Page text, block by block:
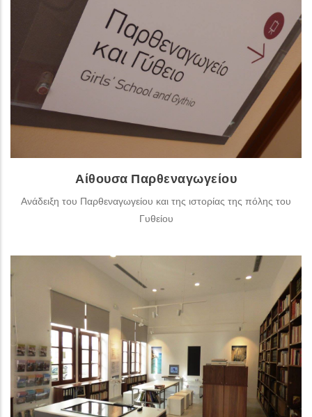
Αίθουσα Παρθεναγωγείου
Ανάδειξη του Παρθεναγωγείου και της ιστορίας της πόλης του
Γυθείου
Η δεύτερη θεματική ενότητα του ΚΠΑΜ «μιλά» για το
νεότερο Γύθειο, το εμπόριο, το λιμάνι, τη μετανάστευση,
τους φωτογράφους, τη μουσική ιστορία, τους ποιητές, τη
δημοσιογραφία και την εκπαίδευση.
ΠΕΡΙΣΣΌΤΕΡΑ
Αίθουσα Τουριστικής Προβολής
Τα ενθύμια της Μάνης είναι γεύσεις και μνήμες, εικόνες,
εμπειρίες και συναισθήματα. Η αίθουσα τουριστικής
προβολής, συνδέει το παρελθόν με το παρόν. Μπορείτε να
ξεναγηθείτε στη περιοχή μέσω μιας διαδραστικής οθόνης
αφής και να πληροφορηθείτε για τα σημεία τουριστικού
ενδιαφέροντος της περιφέρειας (μνημεία, παραλίες,